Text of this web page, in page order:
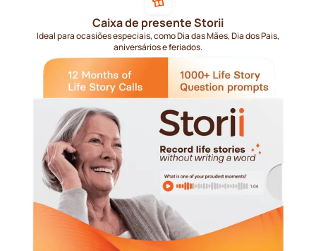
Caixa de presente Storii
Ideal para ocasiões especiais, como Dia das Mães, Dia dos Pais,
aniversários e feriados.